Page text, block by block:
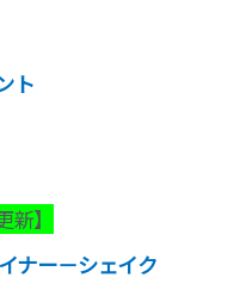
ト
】
ナー－シェイク